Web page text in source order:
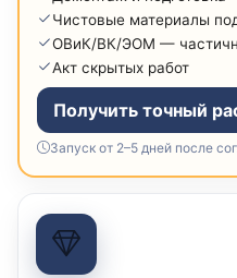
Чистовые материалы
ОВиК/ВК/ЭОМ —
Акт скрытых работ
Получить точный
Запуск от 2–5 дней после